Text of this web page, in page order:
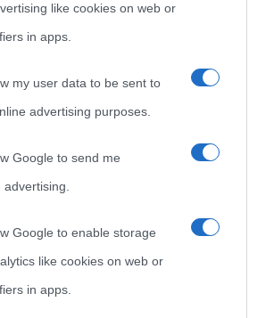
like cookies on web or
in apps.
my user data to be sent to
advertising purposes.
Google to send me
Google to enable storage
like cookies on web or
in apps.
il sito ricava commissioni sugli acquisti
-Frasi sulla cultura)